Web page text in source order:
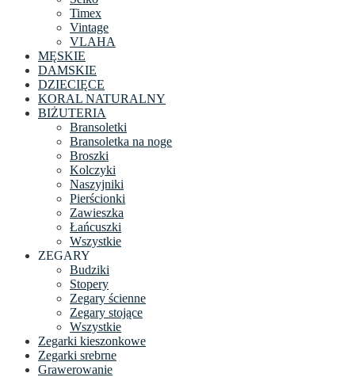
Timex
Vintage
VLAHA
MĘSKIE
DAMSKIE
DZIECIĘCE
KORAL NATURALNY
BIŻUTERIA
Bransoletki
Bransoletka na noge
Broszki
Kolczyki
Naszyjniki
Pierścionki
Zawieszka
Łańcuszki
Wszystkie
ZEGARY
Budziki
Stopery
Zegary ścienne
Zegary stojące
Wszystkie
Zegarki kieszonkowe
Zegarki srebrne
Grawerowanie